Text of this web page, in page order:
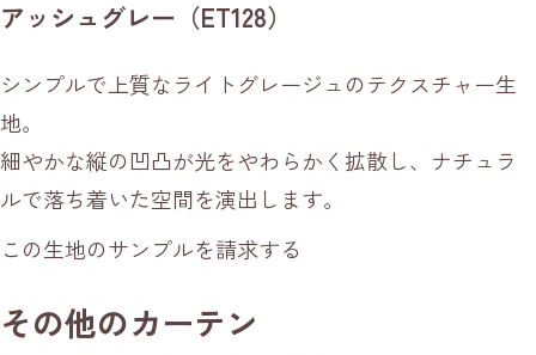
アッシュグレー（ET128）
シンプルで上質なライトグレージュのテクスチャー生
地。
細やかな縦の凹凸が光をやわらかく拡散し、ナチュラ
ルで落ち着いた空間を演出します。
この生地のサンプルを請求する
その他のカーテン